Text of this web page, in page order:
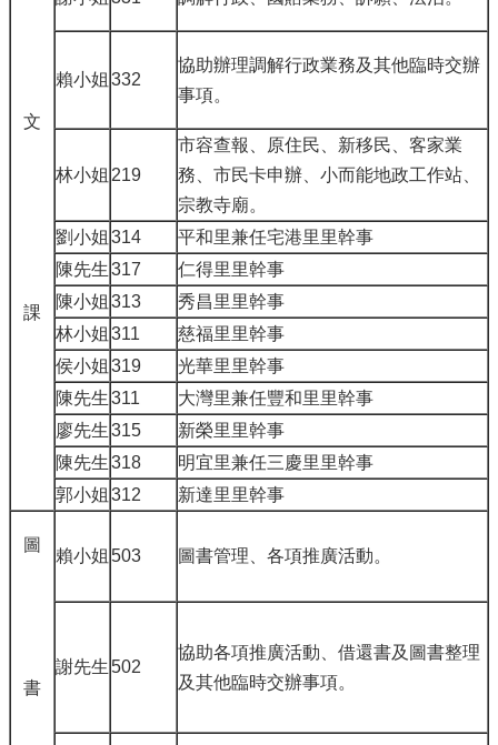
文
課
賴小姐 332
協助辦理調解行政業務及其他臨時交辦
事項。
林小姐 219
市容查報、原住民、新移民、客家業
務、市民卡申辦、小而能地政工作站、
宗教寺廟。
劉小姐 314
平和里兼任宅港里里幹事
陳先生317
仁得里里幹事
陳小姐 313
秀昌里里幹事
林小姐 311
慈福里里幹事
侯小姐 319
光華里里幹事
陳先生311
大灣里兼任豐和里里幹事
廖先生315
新榮里里幹事
陳先生318
明宜里兼任三慶里里幹事
郭小姐 312 新達里里幹事
圖
書
賴小姐 503 圖書管理、各項推廣活動。
謝先生502
協助各項推廣活動、借還書及圖書整理
及其他臨時交辦事項。